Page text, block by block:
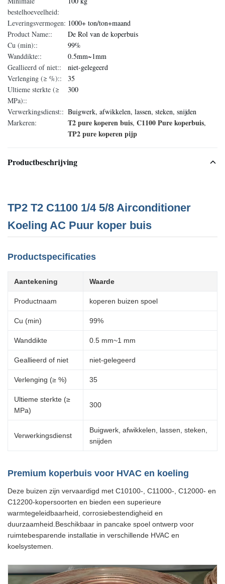
bestelhoeveelheid:
Leveringsvermogen: 1000+ ton/ton+maand
Product Name::
De Rol van de koperbuis
Cu (min)::
99%
Wanddikte::
0.5mm~1mm
Geallieerd of niet::
niet-gelegeerd
Verlenging (≥ %)::
35
Ultieme sterkte (≥
MPa)::
300
Verwerkingsdienst:: Buigwerk, afwikkelen, lassen, steken, snijden
Markeren:
T2 pure koperen buis, C1100 Pure koperbuis,
TP2 pure koperen pijp
Productbeschrijving
TP2 T2 C1100 1/4 5/8 Airconditioner
Koeling AC Puur koper buis
Productspecificaties
Aantekening Waarde
Productnaam koperen buizen spoel
Cu (min) 99%
Wanddikte 0.5 mm~1 mm
Geallieerd of niet niet-gelegeerd
Verlenging (≥ %) 35
Ultieme sterkte (≥
MPa)
300
Verwerkingsdienst
Buigwerk, afwikkelen, lassen, steken,
snijden
Premium koperbuis voor HVAC en koeling
Deze buizen zijn vervaardigd met C10100-, C11000-, C12000- en
C12200-kopersoorten en bieden een superieure
warmtegeleidbaarheid, corrosiebestendigheid en
duurzaamheid.Beschikbaar in pancake spoel ontwerp voor
ruimtebesparende installatie in verschillende HVAC en
koelsystemen.